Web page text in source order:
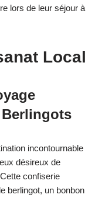
lors de leur séjour à
Local
Berlingots
incontournable
désireux de
confiserie
berlingot, un bonbon